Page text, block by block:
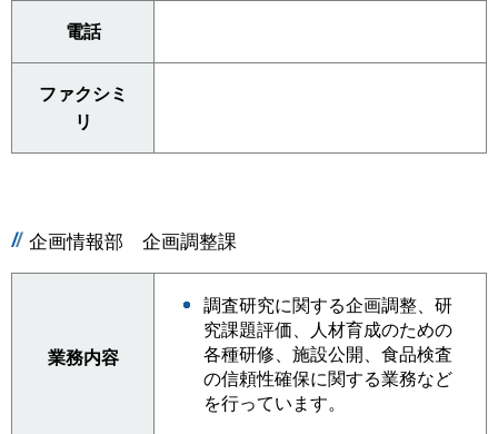
電話
ファクシミ
リ
企画情報部 企画調整課
業務内容
調査研究に関する企画調整、研
究課題評価、人材育成のための
各種研修、施設公開、食品検査
の信頼性確保に関する業務など
を行っています。